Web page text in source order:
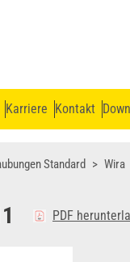
Karriere Kontakt
Standard Wira
PDF